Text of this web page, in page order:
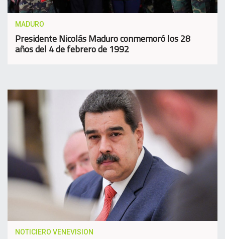
MADURO
Presidente Nicolás Maduro conmemoró los 28
años del 4 de febrero de 1992
NOTICIERO VENEVISION